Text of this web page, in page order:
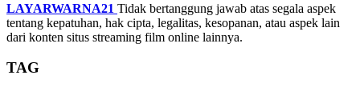
LAYARWARNA21 Tidak bertanggung jawab atas segala aspek
tentang kepatuhan, hak cipta, legalitas, kesopanan, atau aspek lain
dari konten situs streaming film online lainnya.
TAG